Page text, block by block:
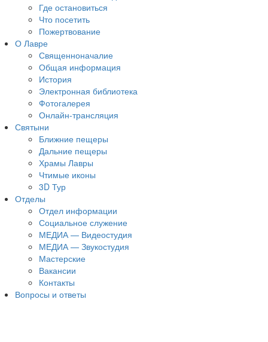
Где остановиться
Что посетить
Пожертвование
О Лавре
Священноначалие
Общая информация
История
Электронная библиотека
Фотогалерея
Онлайн-трансляция
Святыни
Ближние пещеры
Дальние пещеры
Храмы Лавры
Чтимые иконы
3D Тур
Отделы
Отдел информации
Социальное служение
МЕДИА — Видеостудия
МЕДИА — Звукостудия
Мастерские
Вакансии
Контакты
Вопросы и ответы